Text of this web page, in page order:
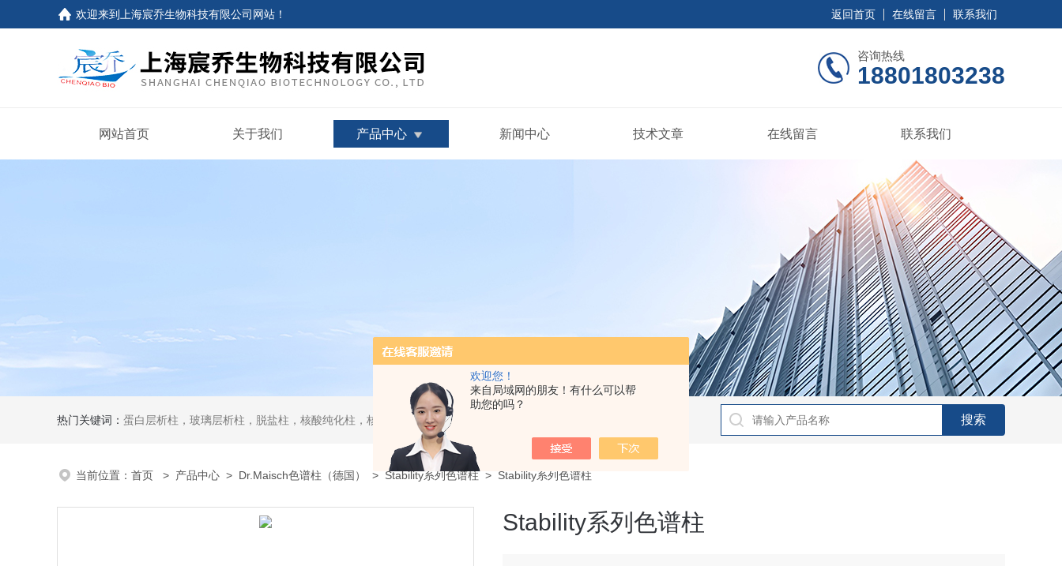
欢迎您！
来自局域网的朋友！有什么可以帮
助您的吗？
欢迎来到上海宸乔生物科技有限公司网站！ 返回首页 在线留言 联系我们
咨询热线
18801803238
网站首页 关于我们 产品中心 新闻中心 技术文章 在线留言 联系我们
热门关键词： 蛋白层析柱，玻璃层析柱，脱盐柱，核酸纯化柱，核酸分离柱，DAC制备柱，分子筛空柱，装柱机
当前位置： 首页 > 产品中心 > Dr.Maisch色谱柱（德国） > Stability系列色谱柱> Stability系列色谱柱
Stability系列色谱柱